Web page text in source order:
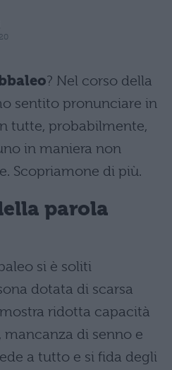
? Nel corso della
sentito pronunciare in
tutte, probabilmente,
in maniera non
Scopriamone di più.
parola
si è soliti
dotata di scarsa
ridotta capacità
di senno e
a tutto e si fida degli